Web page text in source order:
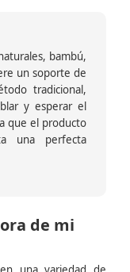
bambú,
un soporte de
tradicional,
y esperar el
que el producto
una perfecta
de mi